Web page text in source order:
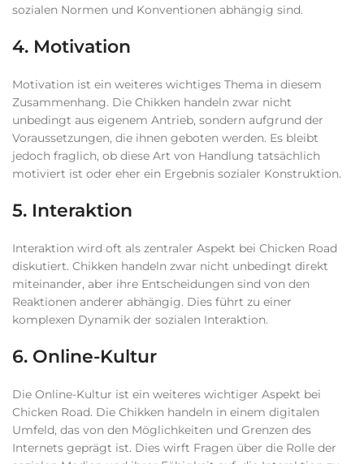
sozialen Normen und Konventionen abhängig sind.
4. Motivation
Motivation ist ein weiteres wichtiges Thema in diesem
Zusammenhang. Die Chikken handeln zwar nicht
unbedingt aus eigenem Antrieb, sondern aufgrund der
Voraussetzungen, die ihnen geboten werden. Es bleibt
jedoch fraglich, ob diese Art von Handlung tatsächlich
motiviert ist oder eher ein Ergebnis sozialer Konstruktion.
5. Interaktion
Interaktion wird oft als zentraler Aspekt bei Chicken Road
diskutiert. Chikken handeln zwar nicht unbedingt direkt
miteinander, aber ihre Entscheidungen sind von den
Reaktionen anderer abhängig. Dies führt zu einer
komplexen Dynamik der sozialen Interaktion.
6. Online-Kultur
Die Online-Kultur ist ein weiteres wichtiger Aspekt bei
Chicken Road. Die Chikken handeln in einem digitalen
Umfeld, das von den Möglichkeiten und Grenzen des
Internets geprägt ist. Dies wirft Fragen über die Rolle der